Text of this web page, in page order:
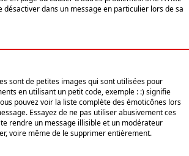
désactiver dans un message en particulier lors de sa
sont de petites images qui sont utilisées pour
en utilisant un petit code, exemple : :) signifie
pouvez voir la liste complète des émoticônes lors
Essayez de ne pas utiliser abusivement ces
rendre un message illisible et un modérateur
voire même de le supprimer entièrement.